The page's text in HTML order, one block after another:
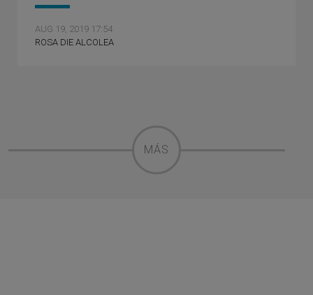
AUG 19, 2019 17:54
ROSA DIE ALCOLEA
MÁS